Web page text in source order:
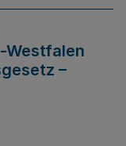
Westfalen
–